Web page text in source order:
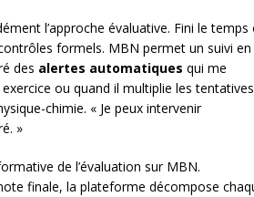
l’approche évaluative. Fini le temps
formels. MBN permet un suivi en
des alertes automatiques qui me
ou quand il multiplie les tentatives
chimie. « Je peux intervenir
»
de l’évaluation sur MBN.
finale, la plateforme décompose